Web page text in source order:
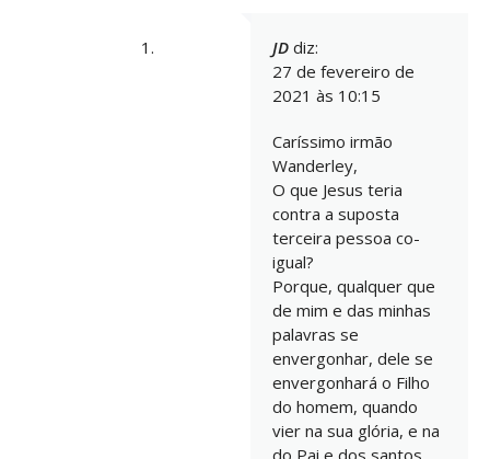
JD diz:
27 de fevereiro de
2021 às 10:15
Caríssimo irmão
Wanderley,
O que Jesus teria
contra a suposta
terceira pessoa co-
igual?
Porque, qualquer que
de mim e das minhas
palavras se
envergonhar, dele se
envergonhará o Filho
do homem, quando
vier na sua glória, e na